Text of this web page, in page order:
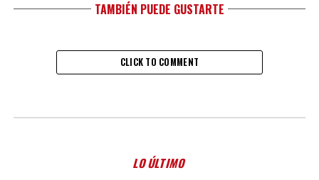
TAMBIÉN PUEDE GUSTARTE
CLICK TO COMMENT
LO ÚLTIMO